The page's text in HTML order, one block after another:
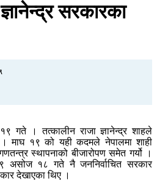
सरकारका
गते । तत्कालीन राजा ज्ञानेन्द्र शाहले
माघ १९ को यही कदमले नेपालमा शाही
स्थापनाको बीजारोपण समेत गर्यो ।
असोज १८ गते नै जननिर्वाचित सरकार
देखाएका थिए ।